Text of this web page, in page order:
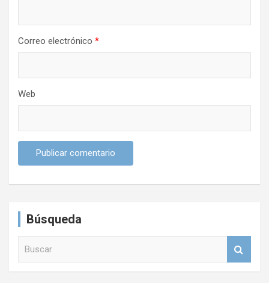
Correo electrónico *
Web
Búsqueda